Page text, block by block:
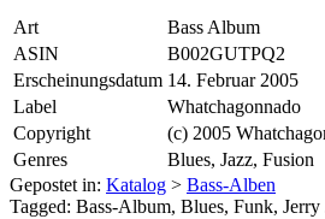
Art
Bass Album
ASIN
B002GUTPQ2
Erscheinungsdatum 14. Februar 2005
Label
Whatchagonnado
Copyright
(c) 2005
Genres
Blues, Jazz, Fusion
Gepostet in: Katalog > Bass-Alben
Tagged: Bass-Album, Blues, Funk, Jerry